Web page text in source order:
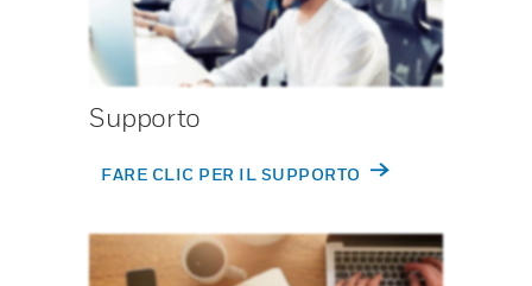
Supporto
FARE CLIC PER IL SUPPORTO